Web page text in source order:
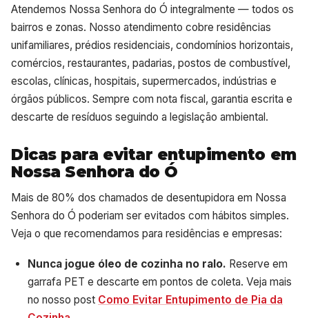
Atendemos Nossa Senhora do Ó integralmente — todos os
bairros e zonas. Nosso atendimento cobre residências
unifamiliares, prédios residenciais, condomínios horizontais,
comércios, restaurantes, padarias, postos de combustível,
escolas, clínicas, hospitais, supermercados, indústrias e
órgãos públicos. Sempre com nota fiscal, garantia escrita e
descarte de resíduos seguindo a legislação ambiental.
Dicas para evitar entupimento em
Nossa Senhora do Ó
Mais de 80% dos chamados de desentupidora em Nossa
Senhora do Ó poderiam ser evitados com hábitos simples.
Veja o que recomendamos para residências e empresas:
Nunca jogue óleo de cozinha no ralo. Reserve em
garrafa PET e descarte em pontos de coleta. Veja mais
no nosso post Como Evitar Entupimento de Pia da